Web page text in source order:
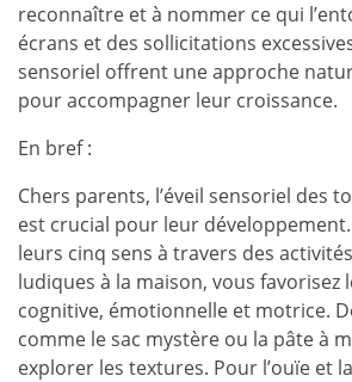
reconnaître et à nommer ce qui
écrans et des sollicitations
sensoriel offrent une approche
pour accompagner leur croissance.
En bref :
Chers parents, l’éveil sensoriel des
est crucial pour leur
leurs cinq sens à travers des
ludiques à la maison, vous favorisez
cognitive, émotionnelle et motrice.
comme le sac mystère ou la pâte à
explorer les textures. Pour l’ouïe et